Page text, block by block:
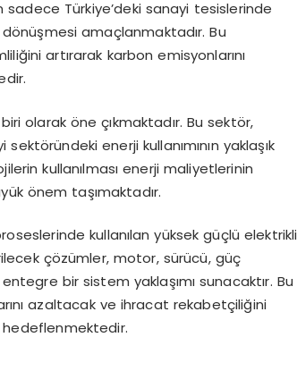
Türkiye’deki sanayi tesislerinde
amaçlanmaktadır. Bu
artırarak karbon emisyonlarını
olarak öne çıkmaktadır. Bu sektör,
enerji kullanımının yaklaşık
kullanılması enerji maliyetlerinin
önem taşımaktadır.
kullanılan yüksek güçlü elektrikli
çözümler, motor, sürücü, güç
bir sistem yaklaşımı sunacaktır. Bu
azaltacak ve ihracat rekabetçiliğini